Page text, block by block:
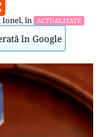
Ionel, în ACTUALITATE
în Google